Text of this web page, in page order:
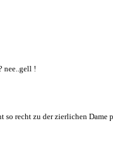
nee..gell !
recht zu der zierlichen Dame